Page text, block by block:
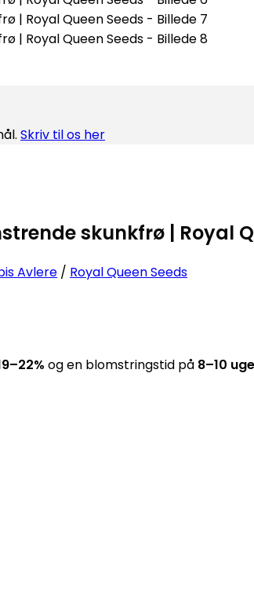
Skriv til os her
skunkfrø | Royal
Avlere / Royal Queen Seeds
og en blomstringstid på 8–10